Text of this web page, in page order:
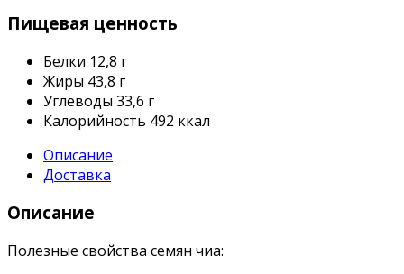
Пищевая ценность
Белки 12,8 г
Жиры 43,8 г
Углеводы 33,6 г
Калорийность 492 ккал
Описание
Доставка
Описание
Полезные свойства семян чиа: